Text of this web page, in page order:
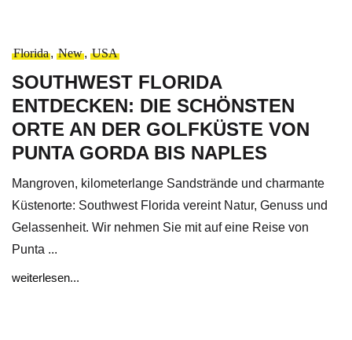
Florida, New, USA
SOUTHWEST FLORIDA
ENTDECKEN: DIE SCHÖNSTEN
ORTE AN DER GOLFKÜSTE VON
PUNTA GORDA BIS NAPLES
Mangroven, kilometerlange Sandstrände und charmante
Küstenorte: Southwest Florida vereint Natur, Genuss und
Gelassenheit. Wir nehmen Sie mit auf eine Reise von
Punta ...
weiterlesen...